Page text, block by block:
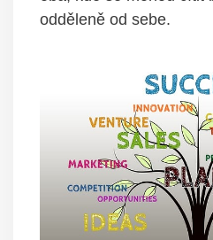
⁢odděleně od ​sebe.